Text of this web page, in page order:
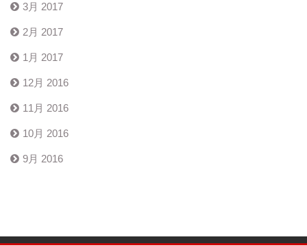
3月 2017
2月 2017
1月 2017
12月 2016
11月 2016
10月 2016
9月 2016